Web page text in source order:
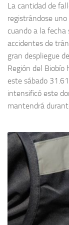
La cantidad de
registrándose
cuando a la
accidentes de
gran despliegue
Región del Biobío
este sábado
intensificó este
mantendrá